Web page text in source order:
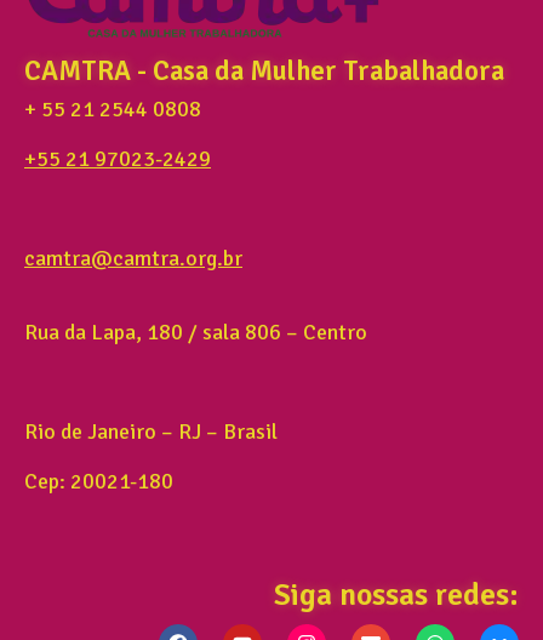
CAMTRA - Casa da Mulher Trabalhadora
+ 55 21 2544 0808
+55 21 97023-2429
camtra@camtra.org.br
Rua da Lapa, 180 / sala 806 – Centro
Rio de Janeiro – RJ – Brasil
Cep: 20021-180
Siga nossas redes: